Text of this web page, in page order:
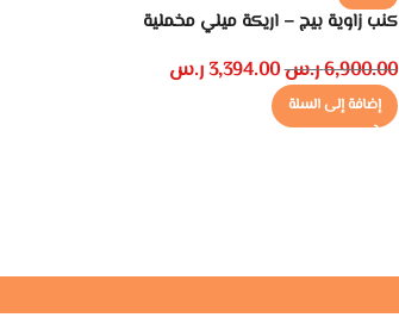
كنب زاوية بيج – اريكة ميلي مخملية
6,900.00ر.س3,394.00ر.س
إضافة إلى السلة